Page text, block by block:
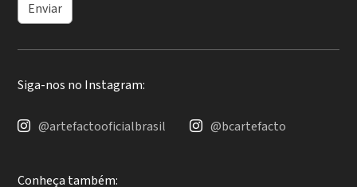
Enviar
Siga-nos no Instagram:
@artefactooficialbrasil @bcartefacto
Conheça também: